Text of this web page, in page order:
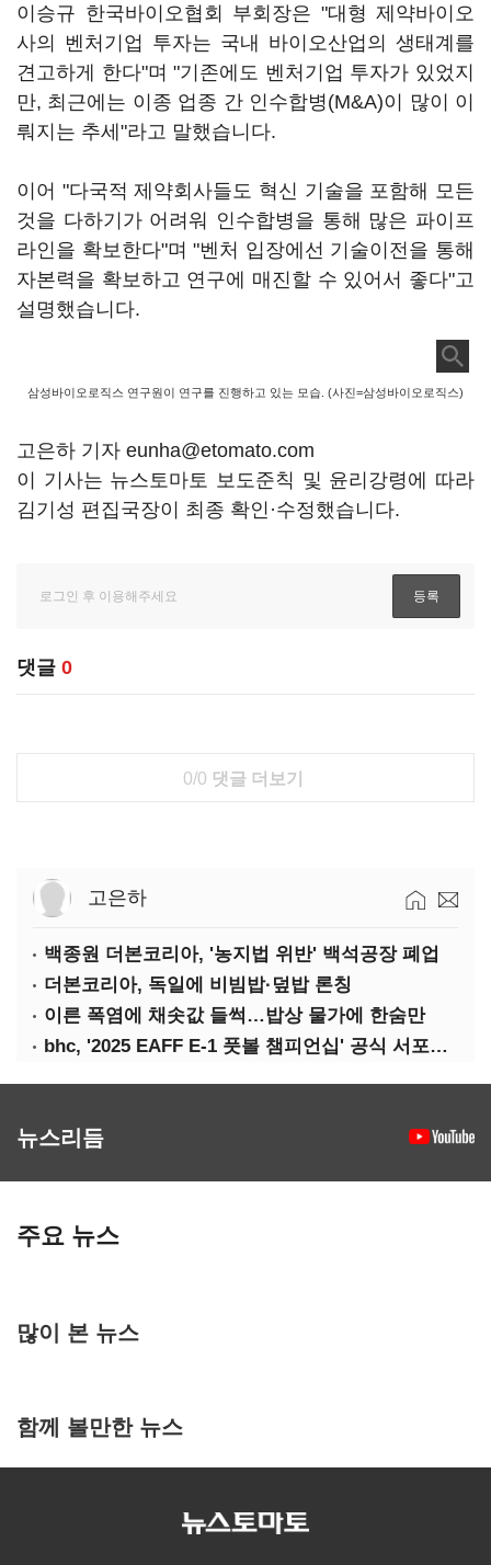
이승규 한국바이오협회 부회장은 "대형 제약바이오
사의 벤처기업 투자는 국내 바이오산업의 생태계를
견고하게 한다"며 "기존에도 벤처기업 투자가 있었지
만, 최근에는 이종 업종 간 인수합병(M&A)이 많이 이
뤄지는 추세"라고 말했습니다.
이어 "다국적 제약회사들도 혁신 기술을 포함해 모든
것을 다하기가 어려워 인수합병을 통해 많은 파이프
라인을 확보한다"며 "벤처 입장에선 기술이전을 통해
자본력을 확보하고 연구에 매진할 수 있어서 좋다"고
설명했습니다.
삼성바이오로직스 연구원이 연구를 진행하고 있는 모습. (사진=삼성바이오로직스)
고은하 기자 eunha@etomato.com
이 기사는 뉴스토마토 보도준칙 및 윤리강령에 따라
김기성 편집국장이 최종 확인·수정했습니다.
댓글 0
0/0 댓글 더보기
고은하
백종원 더본코리아, '농지법 위반' 백석공장 폐업
더본코리아, 독일에 비빔밥·덮밥 론칭
이른 폭염에 채솟값 들썩…밥상 물가에 한숨만
bhc, '2025 EAFF E-1 풋볼 챔피언십' 공식 서포터 참여
뉴스리듬
주요 뉴스
많이 본 뉴스
함께 볼만한 뉴스